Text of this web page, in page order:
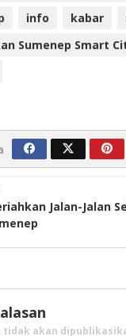
info kabar
Sumenep Smart
Jalan-Jalan
tidak akan